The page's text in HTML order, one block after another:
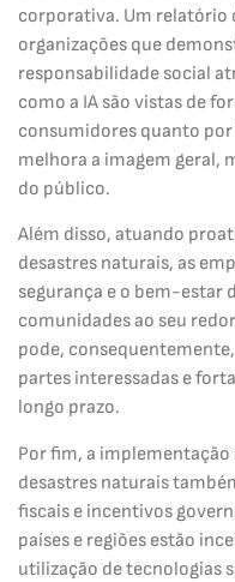
corporativa. Um relatório
organizações que
responsabilidade social
como a IA são vistas de
consumidores quanto
melhora a imagem geral,
do público.
Além disso, atuando
desastres naturais, as
segurança e o bem-estar
comunidades ao seu
pode,
partes interessadas e
longo prazo.
Por fim, a implementação
desastres naturais
fiscais e incentivos
países e regiões estão
utilização de tecnologias